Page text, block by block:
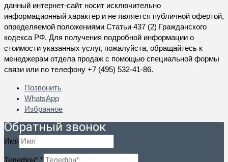
данный интернет-сайт носит исключительно
информационный характер и не является публичной офертой,
определяемой положениями Статьи 437 (2) Гражданского
кодекса РФ. Для получения подробной информации о
стоимости указанных услуг, пожалуйста, обращайтесь к
менеджерам отдела продаж с помощью специальной формы
связи или по телефону +7 (495) 532-41-86.
Позвонить
WhatsApp
Избранное
Обратный звонок
Имя
Телефон* *